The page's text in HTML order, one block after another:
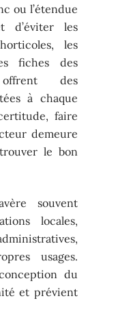
ou l’étendue
d’éviter les
les
fiches des
offrent des
à chaque
faire
demeure
le bon
souvent
locales,
usages.
du
et prévient